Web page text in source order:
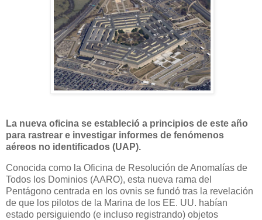
La nueva oficina se estableció a principios de este año
para rastrear e investigar informes de fenómenos
aéreos no identificados (UAP).
Conocida como la Oficina de Resolución de Anomalías de
Todos los Dominios (AARO), esta nueva rama del
Pentágono centrada en los ovnis se fundó tras la revelación
de que los pilotos de la Marina de los EE. UU. habían
estado persiguiendo (e incluso registrando) objetos